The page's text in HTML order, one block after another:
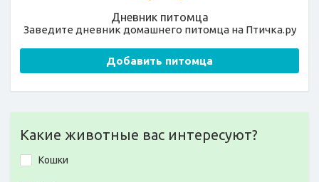
Дневник питомца
Заведите дневник домашнего питомца на Птичка.ру
Добавить питомца
Какие животные вас интересуют?
Кошки